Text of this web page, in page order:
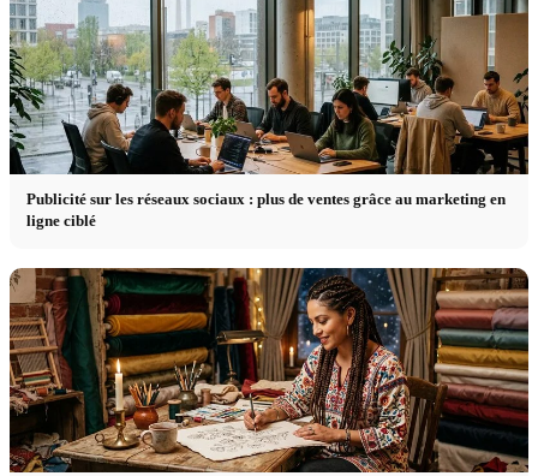
Publicité sur les réseaux sociaux : plus de ventes grâce au marketing en
ligne ciblé